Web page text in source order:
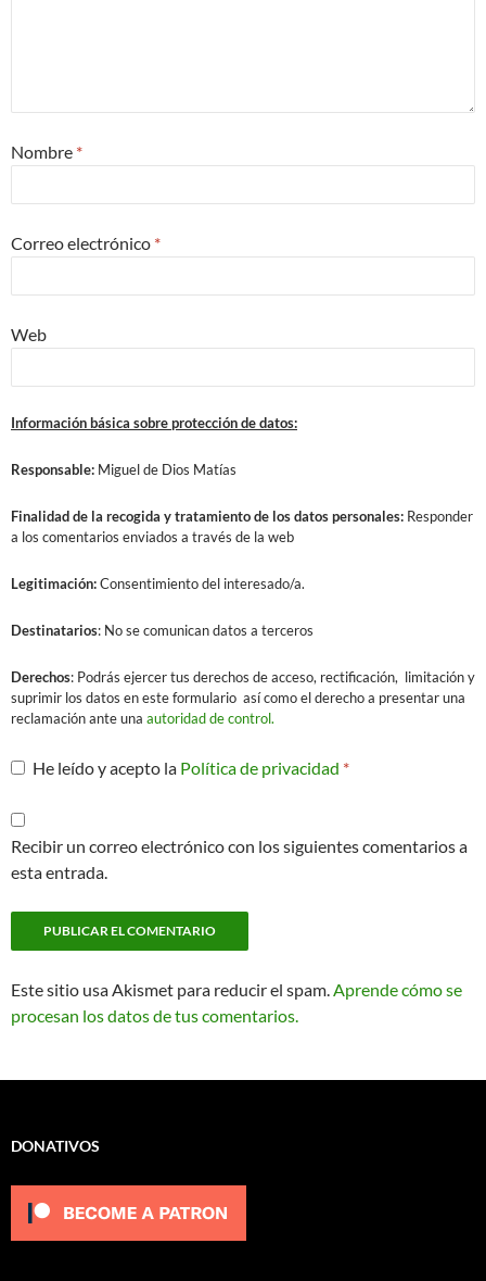
Nombre *
Correo electrónico *
Web
Información básica sobre protección de datos:
Responsable: Miguel de Dios Matías
Finalidadde la recogida y tratamiento de los datos personales: Responder
a los comentarios enviados a través de la web
Legitimación:Consentimiento del interesado/a.
Destinatarios: No se comunican datos a terceros
Derechos: Podrás ejercer tus derechos de acceso, rectificación, limitación y
suprimir los datos en este formulario así como el derecho a presentar una
reclamación ante una autoridad de control.
He leído y acepto la Política de privacidad *
Recibir un correo electrónico con los siguientes comentarios a
esta entrada.
Este sitio usa Akismet para reducir el spam.Aprende cómo se
procesan los datos de tus comentarios.
DONATIVOS